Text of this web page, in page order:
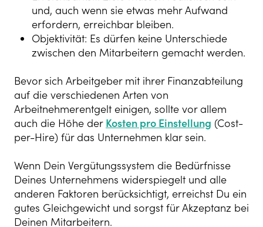
und, auch wenn sie etwas mehr Aufwand
erfordern, erreichbar bleiben.
Objektivität: Es dürfen keine Unterschiede
zwischen den Mitarbeitern gemacht werden.
Bevor sich Arbeitgeber mit ihrer Finanzabteilung
auf die verschiedenen Arten von
Arbeitnehmerentgelt einigen, sollte vor allem
auch die Höhe der Kosten pro Einstellung (Cost-
per-Hire) für das Unternehmen klar sein.
Wenn Dein Vergütungssystem die Bedürfnisse
Deines Unternehmens widerspiegelt und alle
anderen Faktoren berücksichtigt, erreichst Du ein
gutes Gleichgewicht und sorgst für Akzeptanz bei
Deinen Mitarbeitern.